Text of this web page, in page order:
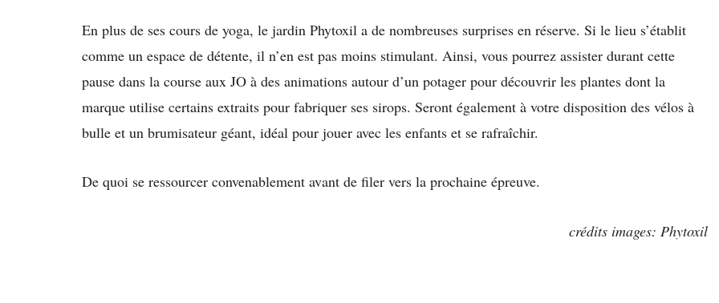
En plus de ses cours de yoga, le jardin Phytoxil a de nombreuses surprises en réserve. Si le lieu s’établit
comme un espace de détente, il n’en est pas moins stimulant. Ainsi, vous pourrez assister durant cette
pause dans la course aux JO à des animations autour d’un potager pour découvrir les plantes dont la
marque utilise certains extraits pour fabriquer ses sirops. Seront également à votre disposition des vélos à
bulle et un brumisateur géant, idéal pour jouer avec les enfants et se rafraîchir.
De quoi se ressourcer convenablement avant de filer vers la prochaine épreuve.
crédits images: Phytoxil